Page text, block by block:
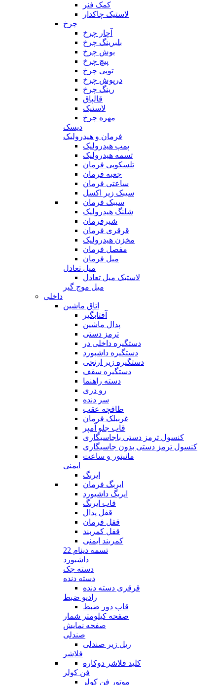
کمک فنر
لاستیک چاکدار
چرخ
آچار چرخ
بلبرینگ چرخ
بوش چرخ
پیچ چرخ
توپی چرخ
درپوش چرخ
رینگ چرخ
قالپاق
لاستیک
مهره چرخ
دیسک
فرمان و هیدرولیک
پمپ هیدرولیک
تسمه هیدرولیک
تلسکوپی فرمان
جعبه فرمان
ساعتی فرمان
سیبک زیر اکسل
سیبک فرمان
شلنگ هیدرولیک
شیرفرمان
قرقری فرمان
مخزن هیدرولیک
مفصل فرمان
میل فرمان
میل تعادل
لاستیک میل تعادل
میل موج گیر
داخلی
اتاق ماشین
آفتابگیر
پدال ماشین
ترمز دستی
دستگیره داخلی در
دستگیره داشبورد
دستگیره زیر ارنجی
دستگیره سقف
دسته راهنما
رو دری
سر دنده
طاقچه عقب
غربیلک فرمان
قاب جلو آمپر
کنسول ترمز دستی باجاسیگاری
کنسول ترمز دستی بدون جاسیگاری
مانیتور و ساعت
ایمنی
ایربگ
ایربگ فرمان
ایریگ داشیورد
قاب ایربگ
قفل پدال
قفل فرمان
قفل کمربند
کمربند ایمنی
تسمه دینام 22
داشبورد
دسته جک
دسته دنده
قرقری دسته دنده
رادیو ضبط
قاب دور ضبط
صفحه کیلومتر شمار
صفحه نمایش
صندلی
ریل زیر صندلی
فلاشر
کلید فلاشر دوکاره
فن کولر
موتور فن کولر